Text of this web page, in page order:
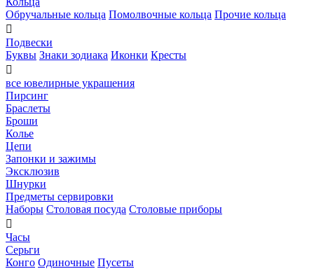
Обручальные кольца Помолвочные кольца Прочие кольца

Подвески
Буквы Знаки зодиака Иконки Кресты

все ювелирные украшения
Пирсинг
Браслеты
Броши
Колье
Цепи
Запонки и зажимы
Эксклюзив
Шнурки
Предметы сервировки
Наборы Столовая посуда Столовые приборы

Часы
Серьги
Конго Одиночные Пусеты